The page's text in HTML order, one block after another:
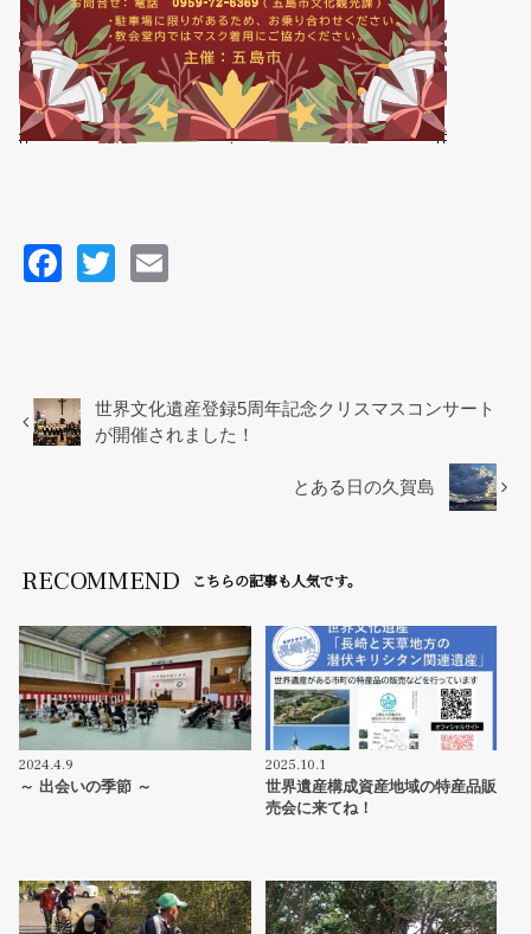
F
b
o
T
世界文化遺産登録5周年記念クリスマスコンサート
が開催されました！
とある日の久賀島
RECOMMEND こちらの記事も人気です。
2024.4.9
～ 出会いの季節 ～
2025.10.1
世界遺産構成資産地域の特産品販
売会に来てね！